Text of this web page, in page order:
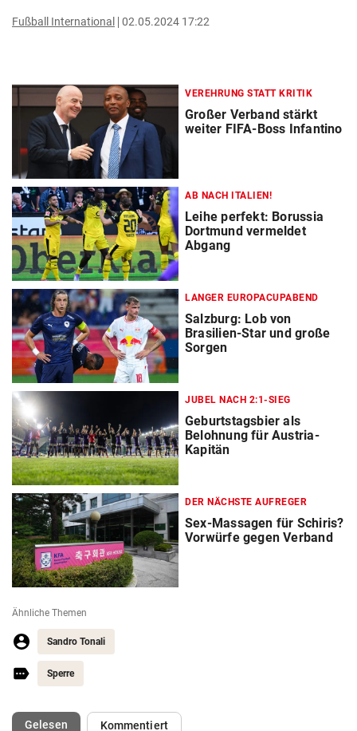
Fußball International 02.05.2024 17:22
VEREHRUNG STATT KRITIK
Großer Verband stärkt
weiter FIFA-Boss Infantino
AB NACH ITALIEN!
Leihe perfekt: Borussia
Dortmund vermeldet
Abgang
LANGER EUROPACUPABEND
Salzburg: Lob von
Brasilien-Star und große
Sorgen
JUBEL NACH 2:1-SIEG
Geburtstagsbier als
Belohnung für Austria-
Kapitän
DER NÄCHSTE AUFREGER
Sex-Massagen für Schiris?
Vorwürfe gegen Verband
Ähnliche Themen
Sandro Tonali
Sperre
Gelesen(ausgewählt)Kommentiert